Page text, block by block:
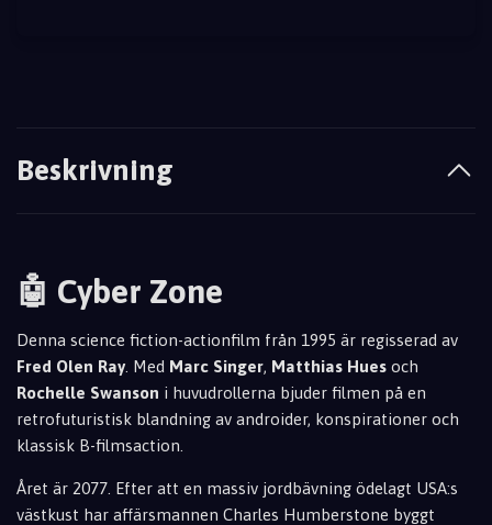
Beskrivning
🤖 Cyber Zone
Denna science fiction-actionfilm från 1995 är regisserad av
Fred Olen Ray . Med Marc Singer, Matthias Hues och
Rochelle Swanson i huvudrollerna bjuder filmen på en
retrofuturistisk blandning av androider, konspirationer och
klassisk B-filmsaction.
Året är 2077. Efter att en massiv jordbävning ödelagt USA:s
västkust har affärsmannen Charles Humberstone byggt